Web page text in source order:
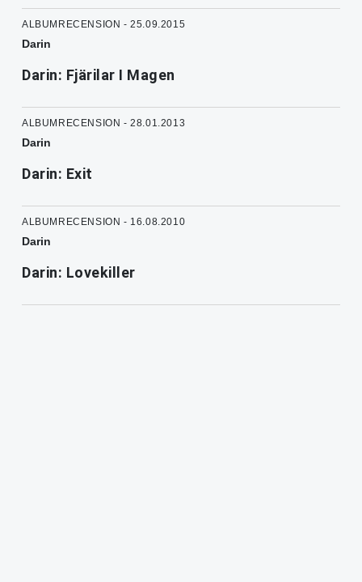
ALBUMRECENSION - 25.09.2015
Darin
Darin: Fjärilar I Magen
ALBUMRECENSION - 28.01.2013
Darin
Darin: Exit
ALBUMRECENSION - 16.08.2010
Darin
Darin: Lovekiller